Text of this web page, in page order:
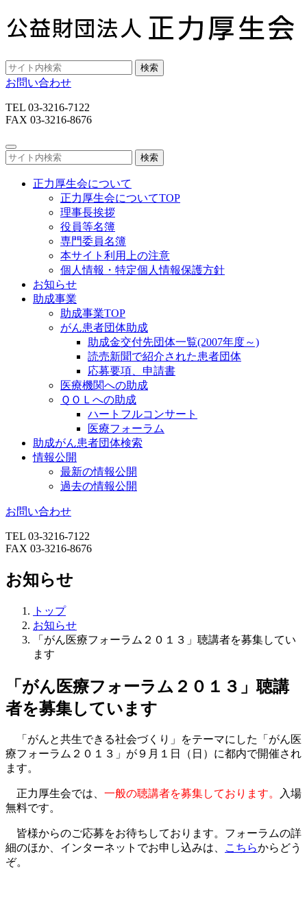
検索
お問い合わせ
TEL 03-3216-7122
FAX 03-3216-8676
検索
正力厚生会について
正力厚生会についてTOP
理事長挨拶
役員等名簿
専門委員名簿
本サイト利用上の注意
個人情報・特定個人情報保護方針
お知らせ
助成事業
助成事業TOP
がん患者団体助成
助成金交付先団体一覧(2007年度～)
読売新聞で紹介された患者団体
応募要項、申請書
医療機関への助成
ＱＯＬへの助成
ハートフルコンサート
医療フォーラム
助成がん患者団体検索
情報公開
最新の情報公開
過去の情報公開
お問い合わせ
TEL 03-3216-7122
FAX 03-3216-8676
お知らせ
トップ
お知らせ
「がん医療フォーラム２０１３」聴講者を募集してい
ます
「がん医療フォーラム２０１３」聴講
者を募集しています
「がんと共生できる社会づくり」をテーマにした「がん医
療フォーラム２０１３」が９月１日（日）に都内で開催され
ます。
正力厚生会では、 一般の聴講者を募集しております。
入場
無料です。
皆様からのご応募をお待ちしております。フォーラムの詳
細のほか、インターネットでお申し込みは、
こちらからどう
ぞ。